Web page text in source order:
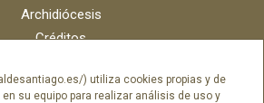
) utiliza cookies propias y de
su equipo para realizar análisis de uso y
Archidiócesis
Créditos
Contacto